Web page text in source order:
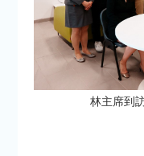
林主席到